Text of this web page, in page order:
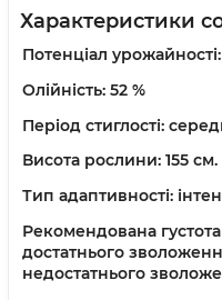
Характеристики
Потенціал урожайності:
Олійність: 52 %
Період стиглості:
Висота рослини: 155 см.
Тип адаптивності:
Рекомендована
достатнього
недостатнього